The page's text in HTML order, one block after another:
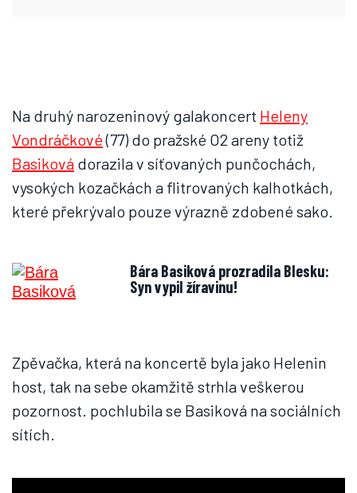
Na druhý narozeninový galakoncert Heleny
Vondráčkové(77) do pražské O2 areny totiž
Basiková dorazila v síťovaných punčochách,
vysokých kozačkách a flitrovaných kalhotkách,
které překrývalo pouze výrazně zdobené sako.
Bára Basiková prozradila Blesku:
Syn vypil žíravinu!
Zpěvačka, která na koncertě byla jako Helenin
host, tak na sebe okamžitě strhla veškerou
pozornost. pochlubila se Basiková na sociálních
sítích.